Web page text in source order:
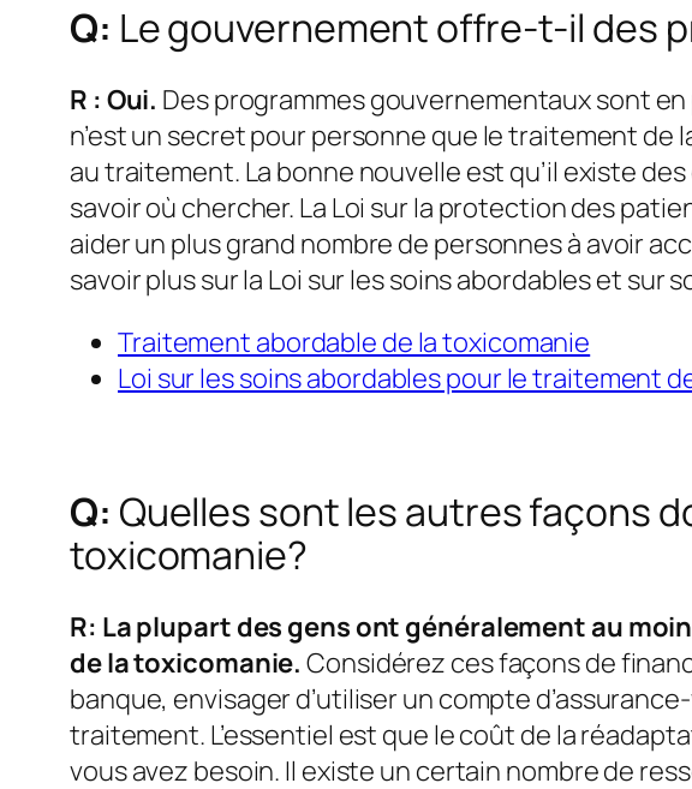
Q: Le gouvernement offre-t-il des
R : Oui. Des programmes gouvernementaux sont
n’est un secret pour personne que le traitement
au traitement. La bonne nouvelle est qu’il existe
savoir où chercher. La Loi sur la protection des
aider un plus grand nombre de personnes à avoir
savoir plus sur la Loi sur les soins abordables et
Traitement abordable de la toxicomanie
Loi sur les soins abordables pour le traitement
Q: Quelles sont les autres façons
toxicomanie?
R: La plupart des gens ont généralement au
de la toxicomanie.Considérez ces façons de
banque, envisager d’utiliser un compte
traitement. L’essentiel est que le coût de la
vous avez besoin. Il existe un certain nombre de